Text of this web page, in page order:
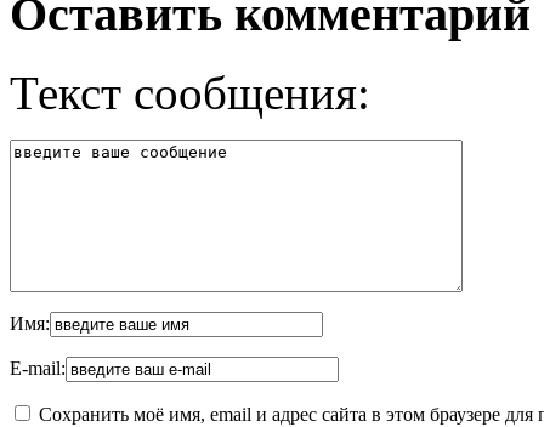
Оставить комментарий
Текст сообщения:
Имя:
E-mail:
Сохранить моё имя, email и адрес сайта в этом браузере